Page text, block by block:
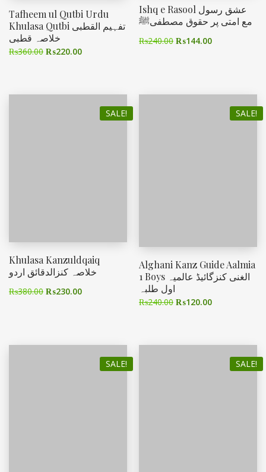
Tafheem ul Qutbi Urdu
Khulasa Qutbi تفہیم القطبی
خلاصہ قطبی
₨360.00 ₨220.00
Ishq e Rasool عشق رسول
مع امتی پر حقوق مصطفیﷺ
₨240.00 ₨144.00
SALE!
Khulasa Kanzuldqaiq
خلاصہ کنزالدقائق اردو
₨380.00 ₨230.00
SALE!
Alghani Kanz Guide Aalmia
1 Boys الغنی کنزگائیڈ عالمیہ
اول طلبہ
₨240.00 ₨120.00
SALE! SALE!